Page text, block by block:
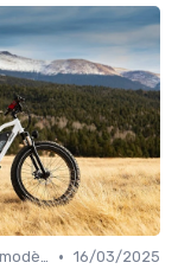
Meilleurs modèles et marques • 16/03/2025